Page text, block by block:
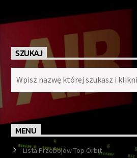
SZUKAJ
MENU
Lista Przebojów Top Orbit